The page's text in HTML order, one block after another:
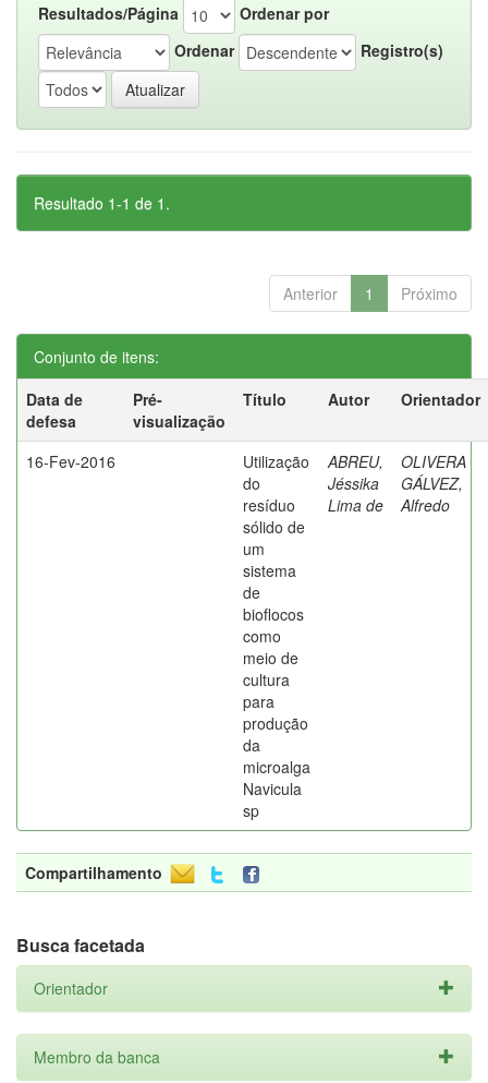
Resultados/Página
Ordenar por
Ordenar
Registro(s)
Resultado 1-1 de 1.
Anterior 1 Próximo
Conjunto de itens:
Data de
defesa
Pré-
visualização
Título Autor Orientador
16-Fev-2016
Utilização
do
resíduo
sólido de
um
sistema
de
bioflocos
como
meio de
cultura
para
produção
da
microalga
Navicula
sp
ABREU,
Jéssika
Lima de
OLIVERA
GÁLVEZ,
Alfredo
Compartilhamento
Busca facetada
Orientador
Membro da banca